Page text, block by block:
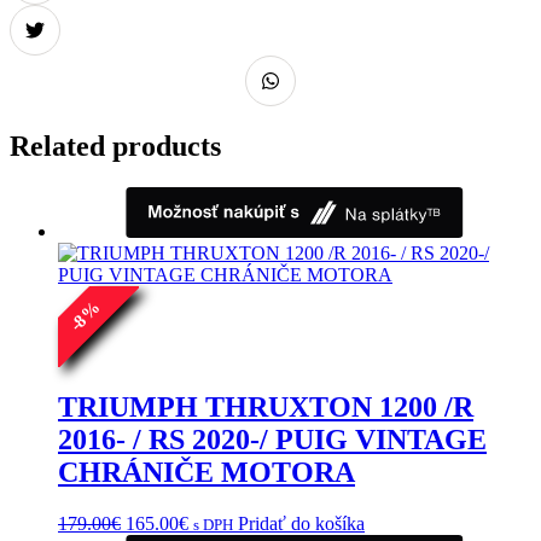
Related products
-
8
%
TRIUMPH THRUXTON 1200 /R
2016- / RS 2020-/ PUIG VINTAGE
CHRÁNIČE MOTORA
179.00€ Pôvodná
165.00€Aktuálna
s DPH Pridať do košíka